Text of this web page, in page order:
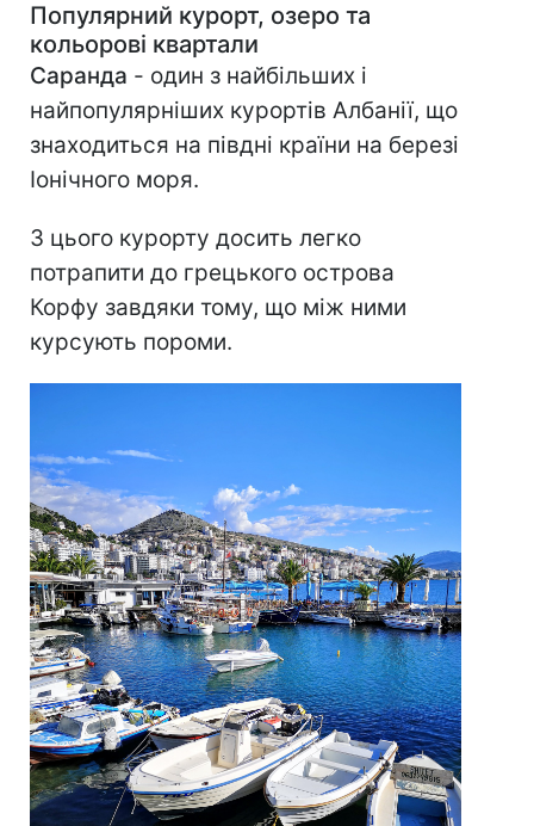
Популярний курорт, озеро та
кольорові квартали
Саранда - один з найбільших і
найпопулярніших курортів Албанії, що
знаходиться на півдні країни на березі
Іонічного моря.
З цього курорту досить легко
потрапити до грецького острова
Корфу завдяки тому, що між ними
курсують пороми.